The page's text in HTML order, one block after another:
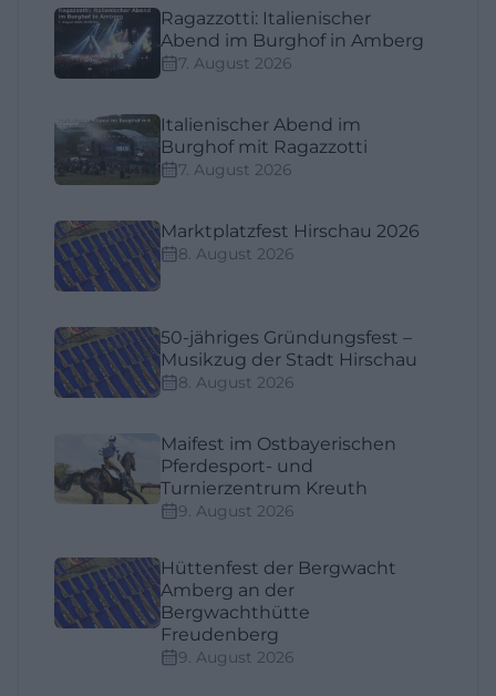
Ragazzotti: Italienischer
Abend im Burghof in Amberg
7. August 2026
Italienischer Abend im
Burghof mit Ragazzotti
7. August 2026
Marktplatzfest Hirschau 2026
8. August 2026
50-jähriges Gründungsfest –
Musikzug der Stadt Hirschau
8. August 2026
Maifest im Ostbayerischen
Pferdesport- und
Turnierzentrum Kreuth
9. August 2026
Hüttenfest der Bergwacht
Amberg an der
Bergwachthütte
Freudenberg
9. August 2026